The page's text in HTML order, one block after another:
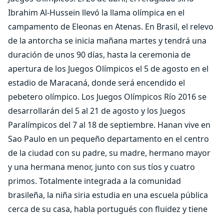
Ibrahim Al-Hussein llevó la llama olímpica en el
campamento de Eleonas en Atenas. En Brasil, el relevo
de la antorcha se inicia mañana martes y tendrá una
duración de unos 90 días, hasta la ceremonia de
apertura de los Juegos Olímpicos el 5 de agosto en el
estadio de Maracaná, donde será encendido el
pebetero olímpico. Los Juegos Olímpicos Río 2016 se
desarrollarán del 5 al 21 de agosto y los Juegos
Paralímpicos del 7 al 18 de septiembre. Hanan vive en
Sao Paulo en un pequeño departamento en el centro
de la ciudad con su padre, su madre, hermano mayor
y una hermana menor, junto con sus tíos y cuatro
primos. Totalmente integrada a la comunidad
brasileña, la niña siria estudia en una escuela pública
cerca de su casa, habla portugués con fluidez y tiene